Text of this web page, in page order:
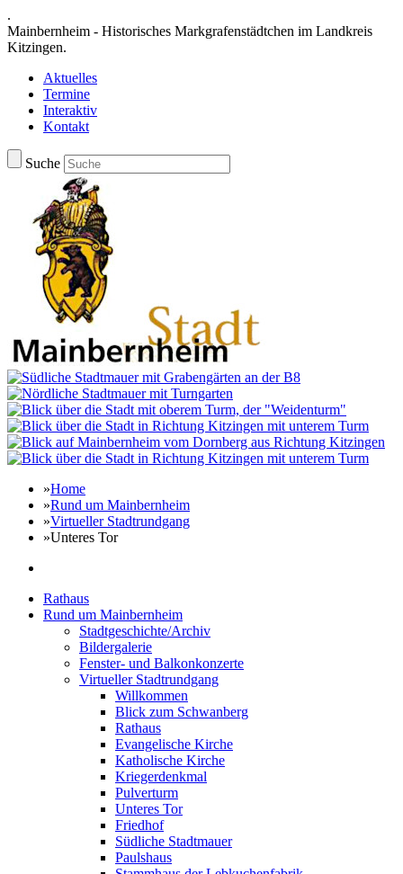
.
Mainbernheim - Historisches Markgrafenstädtchen im Landkreis
Kitzingen.
Aktuelles
Termine
Interaktiv
Kontakt
Suche
»Home
»Rund um Mainbernheim
»Virtueller Stadtrundgang
»Unteres Tor
Rathaus
Rund um Mainbernheim
Stadtgeschichte/Archiv
Bildergalerie
Fenster- und Balkonkonzerte
Virtueller Stadtrundgang
Willkommen
Blick zum Schwanberg
Rathaus
Evangelische Kirche
Katholische Kirche
Kriegerdenkmal
Pulverturm
Unteres Tor
Friedhof
Südliche Stadtmauer
Paulshaus